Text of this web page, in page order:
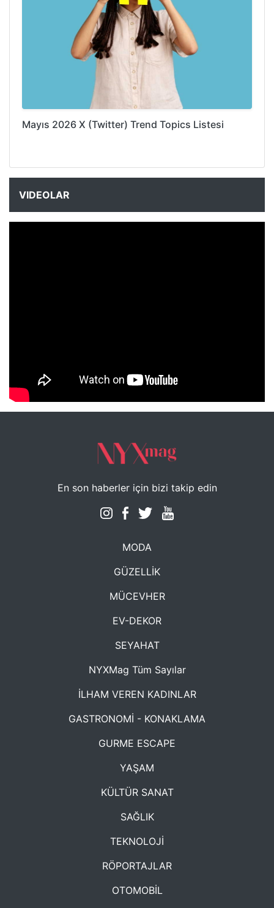
Mayıs 2026 X (Twitter) Trend Topics Listesi
VIDEOLAR
NYXmag 2. Yaş Kutlama Etkinliği
En son haberler için bizi takip edin
MODA
GÜZELLİK
MÜCEVHER
EV-DEKOR
SEYAHAT
NYXMag Tüm Sayılar
İLHAM VEREN KADINLAR
GASTRONOMİ - KONAKLAMA
GURME ESCAPE
YAŞAM
KÜLTÜR SANAT
SAĞLIK
TEKNOLOJİ
RÖPORTAJLAR
OTOMOBİL